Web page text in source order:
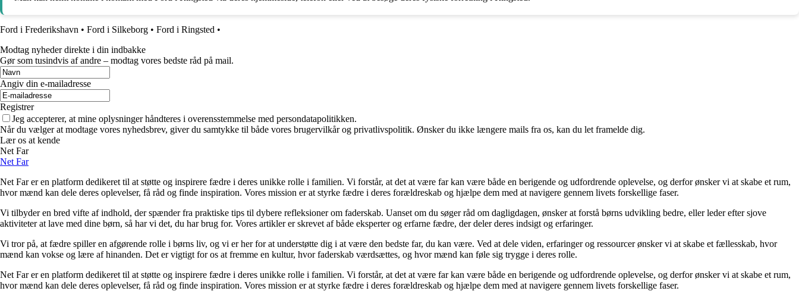
Ford i Frederikshavn • Ford i Silkeborg • Ford i Ringsted •
Modtag nyheder direkte i din indbakke
Gør som tusindvis af andre – modtag vores bedste råd på mail.
Angiv din e-mailadresse
Registrer
Jeg accepterer, at mine oplysninger håndteres i overensstemmelse med persondatapolitikken.
Når du vælger at modtage vores nyhedsbrev, giver du samtykke til både vores brugervilkår og privatlivspolitik. Ønsker du ikke længere mails fra os, kan du let framelde dig.
Lær os at kende
Net Far
Net Far
Net Far er en platform dedikeret til at støtte og inspirere fædre i deres unikke rolle i familien. Vi forstår, at det at være far kan være både en berigende og udfordrende oplevelse, og derfor ønsker vi at skabe et rum,
hvor mænd kan dele deres oplevelser, få råd og finde inspiration. Vores mission er at styrke fædre i deres forældreskab og hjælpe dem med at navigere gennem livets forskellige faser.
Vi tilbyder en bred vifte af indhold, der spænder fra praktiske tips til dybere refleksioner om faderskab. Uanset om du søger råd om dagligdagen, ønsker at forstå børns udvikling bedre, eller leder efter sjove
aktiviteter at lave med dine børn, så har vi det, du har brug for. Vores artikler er skrevet af både eksperter og erfarne fædre, der deler deres indsigt og erfaringer.
Vi tror på, at fædre spiller en afgørende rolle i børns liv, og vi er her for at understøtte dig i at være den bedste far, du kan være. Ved at dele viden, erfaringer og ressourcer ønsker vi at skabe et fællesskab, hvor
mænd kan vokse og lære af hinanden. Det er vigtigt for os at fremme en kultur, hvor faderskab værdsættes, og hvor mænd kan føle sig trygge i deres rolle.
Net Far er en platform dedikeret til at støtte og inspirere fædre i deres unikke rolle i familien. Vi forstår, at det at være far kan være både en berigende og udfordrende oplevelse, og derfor ønsker vi at skabe et rum,
hvor mænd kan dele deres oplevelser, få råd og finde inspiration. Vores mission er at styrke fædre i deres forældreskab og hjælpe dem med at navigere gennem livets forskellige faser.